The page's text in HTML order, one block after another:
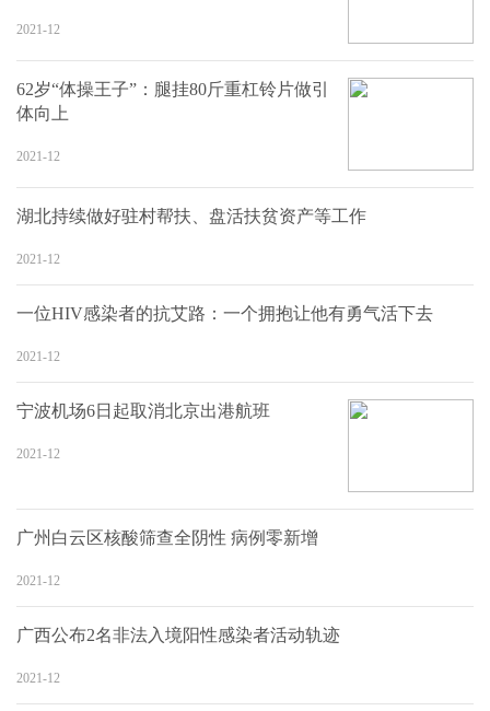
2021-12
62岁“体操王子”：腿挂80斤重杠铃片做引
体向上
2021-12
湖北持续做好驻村帮扶、盘活扶贫资产等工作
2021-12
一位HIV感染者的抗艾路：一个拥抱让他有勇气活下去
2021-12
宁波机场6日起取消北京出港航班
2021-12
广州白云区核酸筛查全阴性 病例零新增
2021-12
广西公布2名非法入境阳性感染者活动轨迹
2021-12